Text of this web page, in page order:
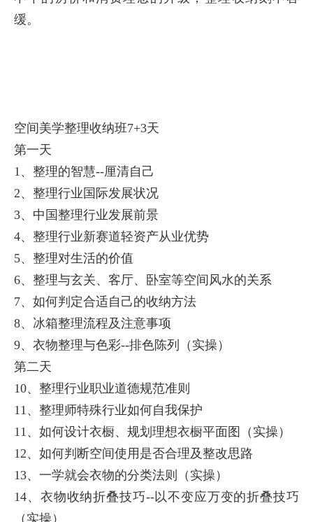
缓。
空间美学整理收纳班7+3天
第一天
1、整理的智慧--厘清自己
2、整理行业国际发展状况
3、中国整理行业发展前景
4、整理行业新赛道轻资产从业优势
5、整理对生活的价值
6、整理与玄关、客厅、卧室等空间风水的关系
7、如何判定合适自己的收纳方法
8、冰箱整理流程及注意事项
9、衣物整理与色彩--排色陈列（实操）
第二天
10、整理行业职业道德规范准则
11、整理师特殊行业如何自我保护
11、如何设计衣橱、规划理想衣橱平面图（实操）
12、如何判断空间使用是否合理及整改思路
13、一学就会衣物的分类法则（实操）
14、衣物收纳折叠技巧--以不变应万变的折叠技巧
（实操）